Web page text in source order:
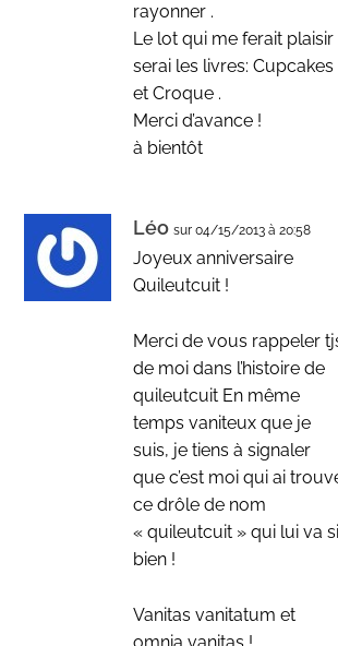
rayonner .
Le lot qui me ferait plaisir
serai les livres: Cupcakes
et Croque .
Merci d’avance !
à bientôt
Léo sur 04/15/2013 à 20:58
Joyeux anniversaire
Quileutcuit !
Merci de vous rappeler
de moi dans l’histoire de
quileutcuit En même
temps vaniteux que je
suis, je tiens à signaler
que c’est moi qui ai
ce drôle de nom
« quileutcuit » qui lui va si
bien !
Vanitas vanitatum et
omnia vanitas !